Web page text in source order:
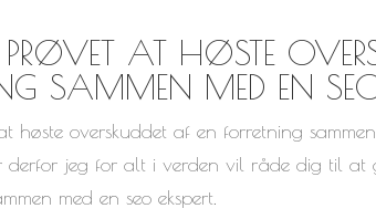
AT HØSTE
SAMMEN MED EN SEO
høste overskuddet af en forretning
derfor jeg for alt i verden vil råde dig til
med en seo ekspert.